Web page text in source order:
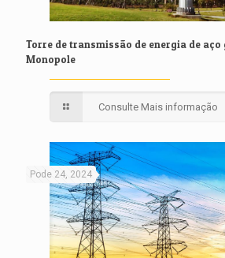
Torre de transmissão de energia de
Monopole
Consulte Mais informação
Pode 24, 2024